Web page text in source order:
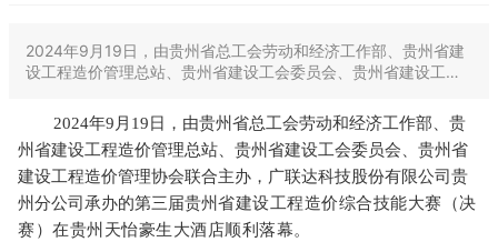
2024年9月19日，由贵州省总工会劳动和经济工作部、贵州省建
设工程造价管理总站、贵州省建设工会委员会、贵州省建设工程
办的第三届贵州省建设工程造价综合技能大赛（决赛）在贵州天
怡豪生大酒店顺利落幕。
2024年9月19日，由贵州省总工会劳动和经济工作部、贵
州省建设工程造价管理总站、贵州省建设工会委员会、贵州省
建设工程造价管理协会联合主办，广联达科技股份有限公司贵
州分公司承办的第三届贵州省建设工程造价综合技能大赛（决
赛）在贵州天怡豪生大酒店顺利落幕。